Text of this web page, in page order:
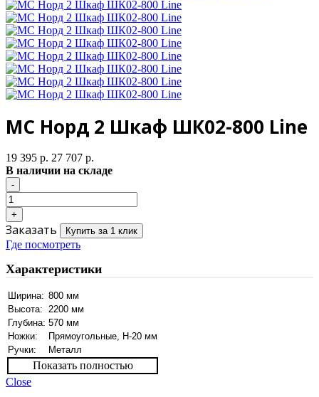
МС Норд 2 Шкаф ШК02-800 Line
19 395 р. 27 707 р.
В наличии на складе
Заказать Купить за 1 клик
Где посмотреть
Характеристики
Ширина: 800 мм
Высота:
2200 мм
Глубина: 570 мм
Ножки:
Прямоугольные, Н-20 мм
Ручки:
Металл
Показать полностью
Close